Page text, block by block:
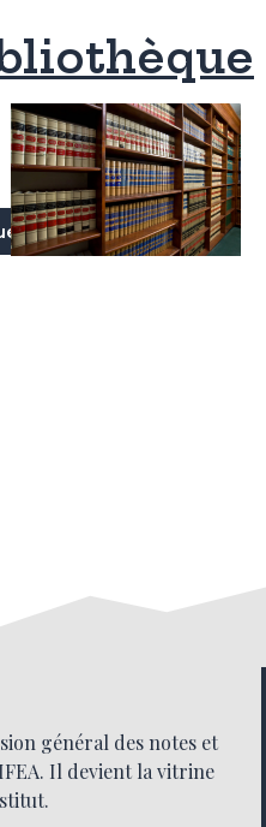
général des notes et
Il devient la vitrine